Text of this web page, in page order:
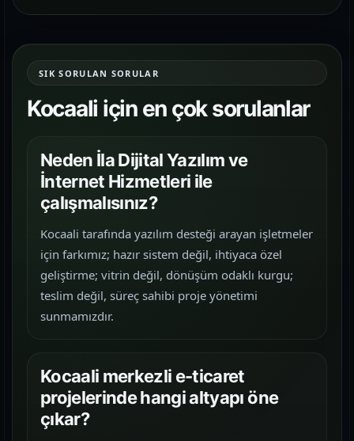
SIK SORULAN SORULAR
Kocaali için en çok sorulanlar
Neden İla Dijital Yazılım ve
İnternet Hizmetleri ile
çalışmalısınız?
Kocaali tarafında yazılım desteği arayan işletmeler
için farkımız; hazır sistem değil, ihtiyaca özel
geliştirme; vitrin değil, dönüşüm odaklı kurgu;
teslim değil, süreç sahibi proje yönetimi
sunmamızdır.
Kocaali merkezli e-ticaret
projelerinde hangi altyapı öne
çıkar?